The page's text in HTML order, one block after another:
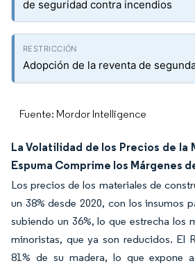
de seguridad contra incendios
Adopción de la reventa de
Fuente: Mordor Intelligence
La Volatilidad de los Precios de la
Espuma Comprime los Márgenes
Los precios de los materiales de
un 38% desde 2020, con los insumos
subiendo un 36%, lo que estrecha los
minoristas, que ya son reducidos. El
81% de su madera, lo que expone